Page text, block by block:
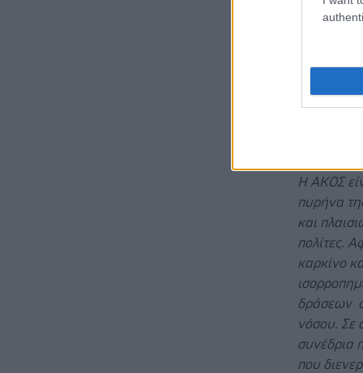
τον μέσο
ελεύθερη
και ο
τη
Η ΑΚΟΣ
πυρήνα
και
πολίτες.
καρκίνο
δράσεων
νόσου. Σε
συνέδρια
που